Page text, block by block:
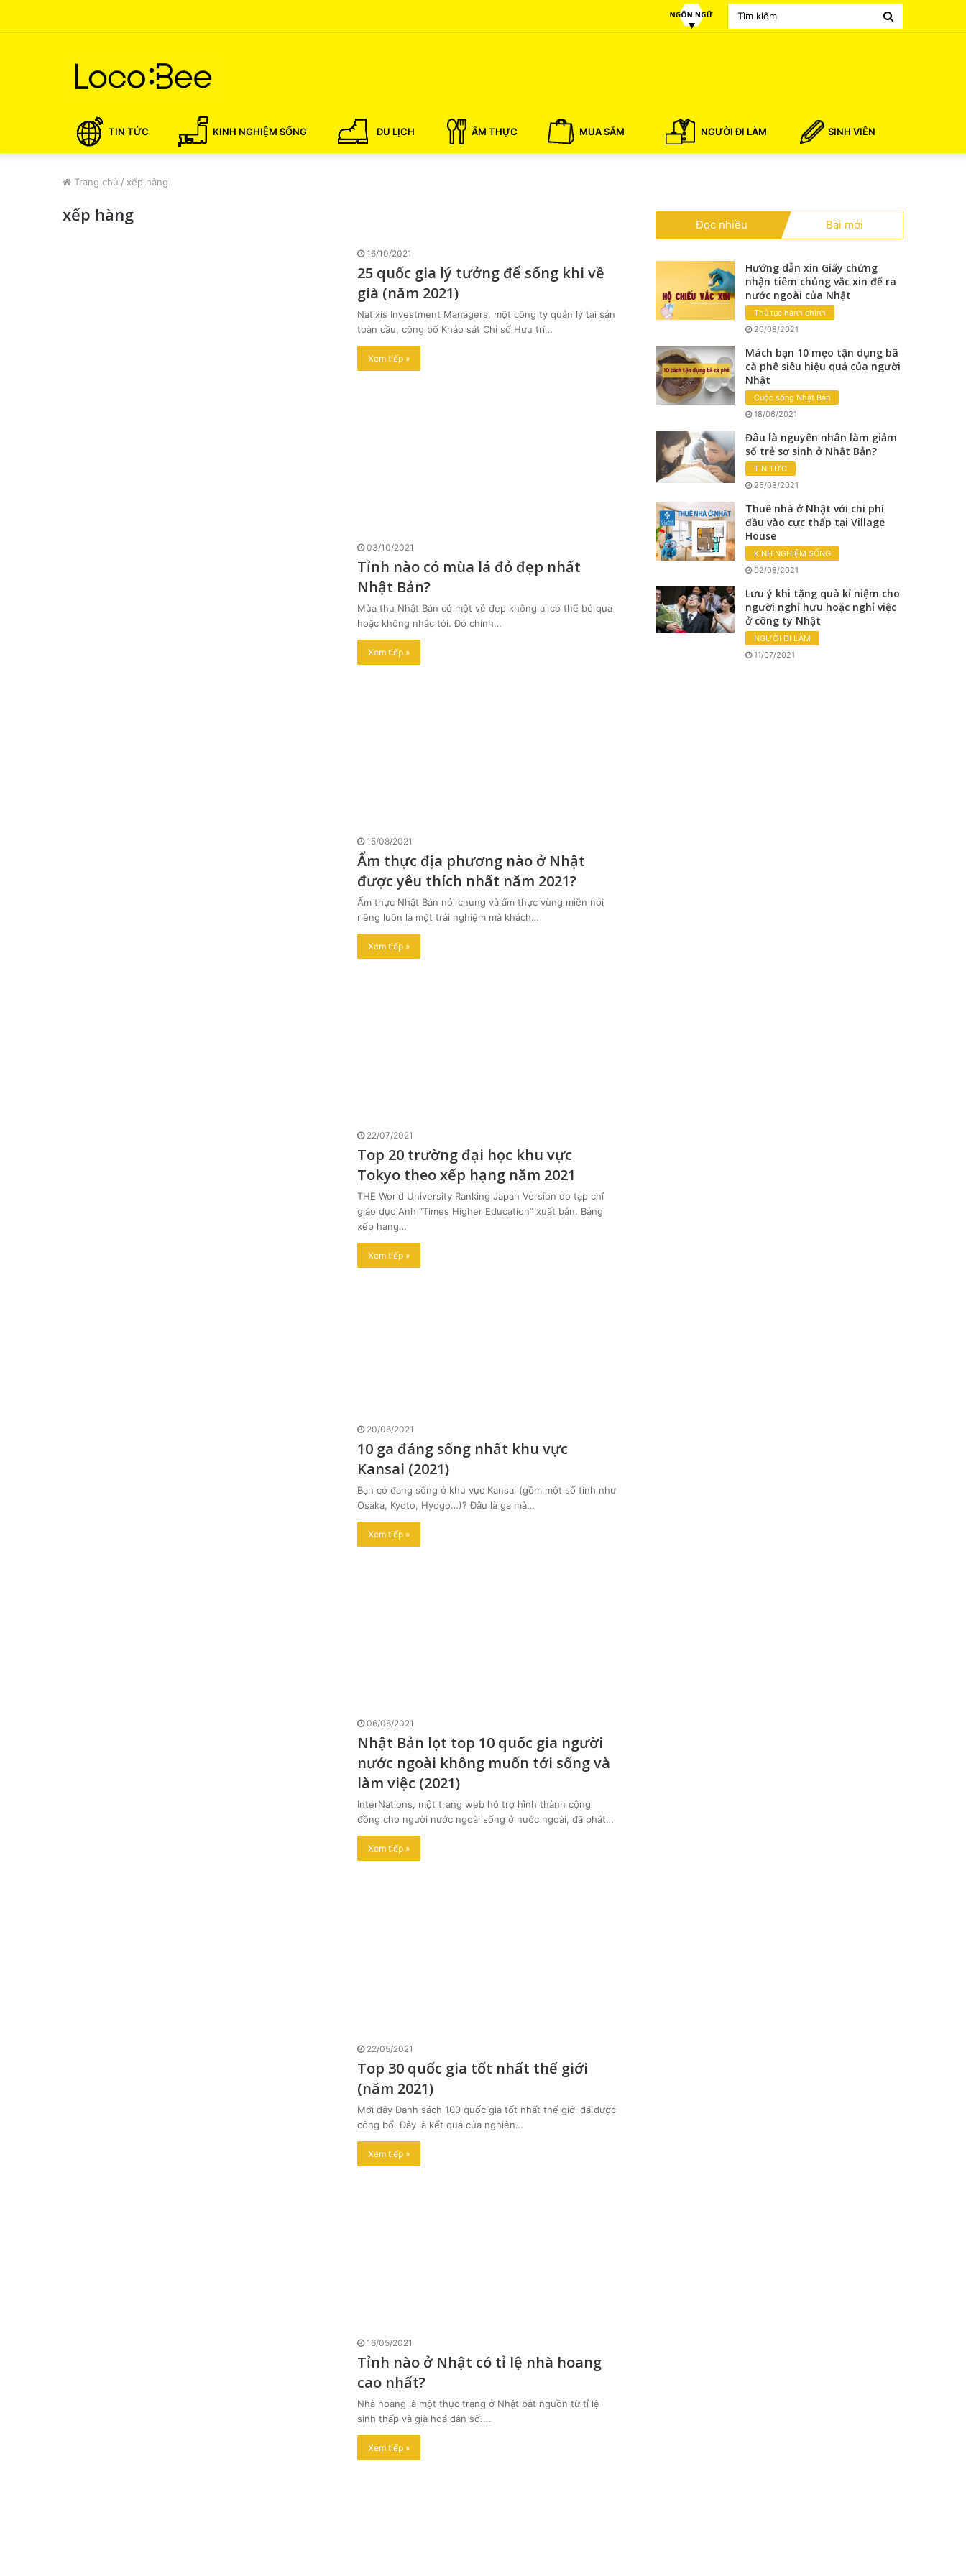
TIN TỨC KINH NGHIỆM SỐNG DU LỊCH ẨM THỰC MUA SẮM NGƯỜI ĐI LÀM SINH VIÊN
Trang chủ / xếp hàng
xếp hàng
16/10/2021
25 quốc gia lý tưởng để sống khi về
già (năm 2021)
Natixis Investment Managers, một công ty quản lý tài sản
toàn cầu, công bố Khảo sát Chỉ số Hưu trí…
Xem tiếp »
03/10/2021
Tỉnh nào có mùa lá đỏ đẹp nhất
Nhật Bản?
Mùa thu Nhật Bản có một vẻ đẹp không ai có thể bỏ qua
hoặc không nhắc tới. Đó chính…
Xem tiếp »
15/08/2021
Ẩm thực địa phương nào ở Nhật
được yêu thích nhất năm 2021?
Ẩm thực Nhật Bản nói chung và ẩm thực vùng miền nói
riêng luôn là một trải nghiệm mà khách…
Xem tiếp »
22/07/2021
Top 20 trường đại học khu vực
Tokyo theo xếp hạng năm 2021
THE World University Ranking Japan Version do tạp chí
giáo dục Anh “Times Higher Education” xuất bản. Bảng
xếp hạng…
Xem tiếp »
20/06/2021
10 ga đáng sống nhất khu vực
Kansai (2021)
Bạn có đang sống ở khu vực Kansai (gồm một số tỉnh như
Osaka, Kyoto, Hyogo…)? Đâu là ga mà…
Xem tiếp »
06/06/2021
Nhật Bản lọt top 10 quốc gia người
nước ngoài không muốn tới sống và
làm việc (2021)
InterNations, một trang web hỗ trợ hình thành cộng
đồng cho người nước ngoài sống ở nước ngoài, đã phát…
Xem tiếp »
22/05/2021
Top 30 quốc gia tốt nhất thế giới
(năm 2021)
Mới đây Danh sách 100 quốc gia tốt nhất thế giới đã được
công bố. Đây là kết quả của nghiên…
Xem tiếp »
16/05/2021
Tỉnh nào ở Nhật có tỉ lệ nhà hoang
cao nhất?
Nhà hoang là một thực trạng ở Nhật bắt nguồn từ tỉ lệ
sinh thấp và già hoá dân số.…
Xem tiếp »
Đọc nhiều Bài mới
Hướng dẫn xin Giấy chứng
nhận tiêm chủng vắc xin để ra
nước ngoài của Nhật
Thủ tục hành chính
20/08/2021
Mách bạn 10 mẹo tận dụng bã
cà phê siêu hiệu quả của người
Nhật
Cuộc sống Nhật Bản
18/06/2021
Đâu là nguyên nhân làm giảm
số trẻ sơ sinh ở Nhật Bản?
TIN TỨC
25/08/2021
Thuê nhà ở Nhật với chi phí
đầu vào cực thấp tại Village
House
KINH NGHIỆM SỐNG
02/08/2021
Lưu ý khi tặng quà kỉ niệm cho
người nghỉ hưu hoặc nghỉ việc
ở công ty Nhật
NGƯỜI ĐI LÀM
11/07/2021